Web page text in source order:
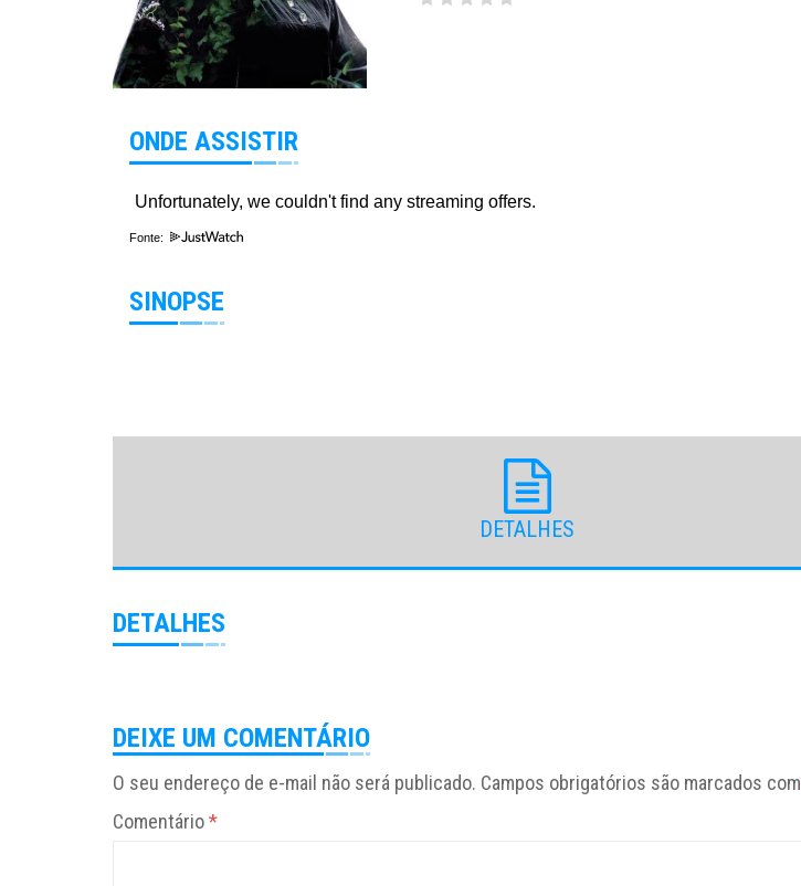
ONDE ASSISTIR
Fonte:
SINOPSE
DETALHES
DETALHES
DEIXE UM COMENTÁRIO
O seu endereço de e-mail não será publicado. Campos obrigatórios são marcados com
Comentário*